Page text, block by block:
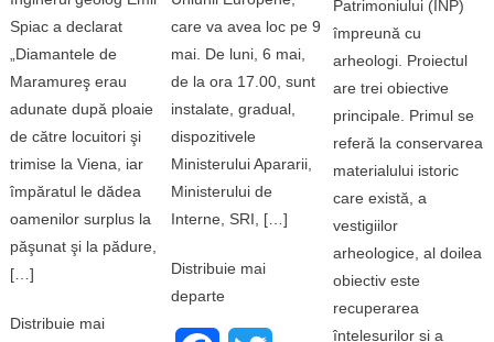
Spiac a declarat
„Diamantele de
Maramureş erau
adunate după ploaie
de către locuitori şi
trimise la Viena, iar
împăratul le dădea
oamenilor surplus la
păşunat şi la pădure,
[…]
Distribuie mai
care va avea loc pe 9
mai. De luni, 6 mai,
de la ora 17.00, sunt
instalate, gradual,
dispozitivele
Ministerului Apararii,
Ministerului de
Interne, SRI, […]
Distribuie mai
departe
Patrimoniului (INP)
împreună cu
arheologi. Proiectul
are trei obiective
principale. Primul se
referă la conservarea
materialului istoric
care există, a
vestigiilor
arheologice, al doilea
obiectiv este
recuperarea
înțelesurilor și a